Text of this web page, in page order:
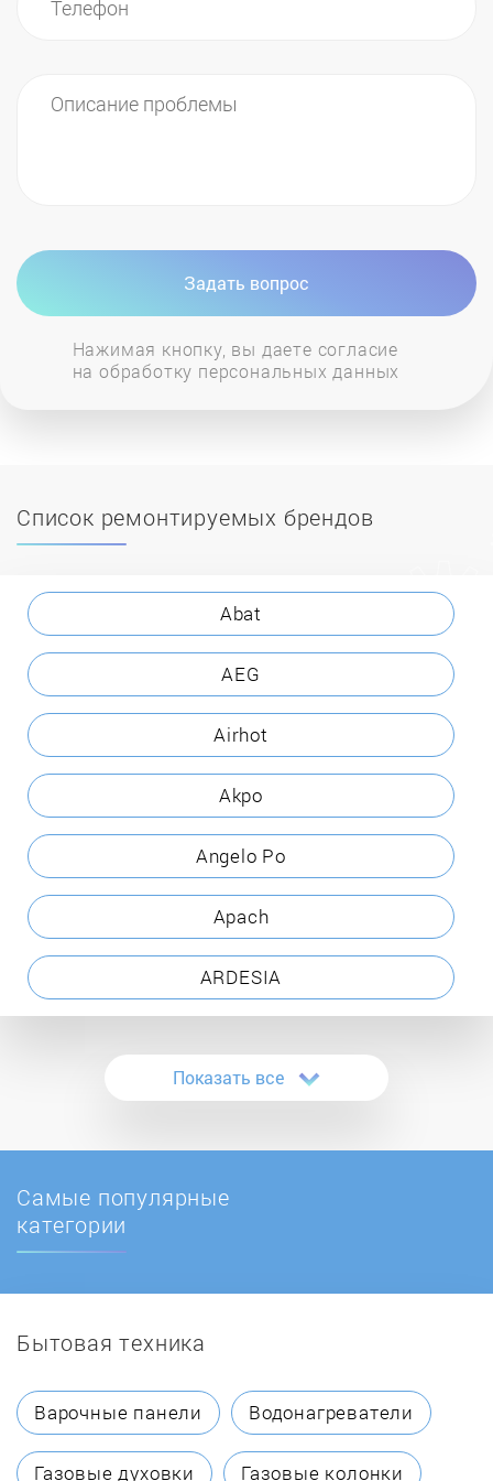
Задать вопрос
Нажимая кнопку, вы даете согласие
на обработку персональных данных
Список ремонтируемых брендов
Abat
AEG
Airhot
Akpo
Angelo Po
Apach
ARDESIA
Asko
ATLAN
Beko
Beltratto
Показать все
Самые популярные
категории
Бытовая техника
Варочные панели Водонагреватели
Газовые духовки Газовые колонки